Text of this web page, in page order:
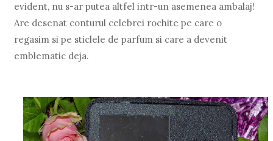
evident, nu s-ar putea altfel intr-un asemenea ambalaj!
Are desenat conturul celebrei rochite pe care o
regasim si pe sticlele de parfum si care a devenit
emblematic deja.